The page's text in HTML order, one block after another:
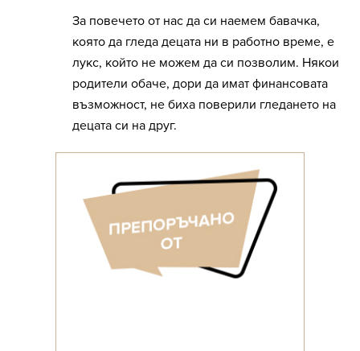
За повечето от нас да си наемем бавачка,
която да гледа децата ни в работно време, е
лукс, който не можем да си позволим. Някои
родители обаче, дори да имат финансовата
възможност, не биха поверили гледането на
децата си на друг.